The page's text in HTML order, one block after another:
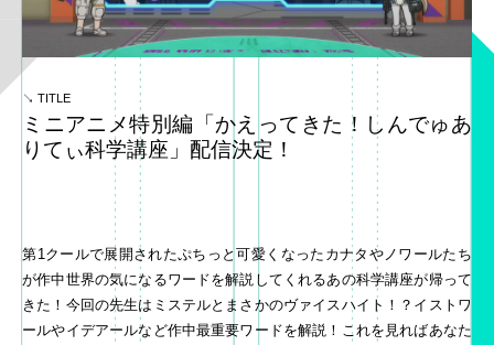
MECHANIC
KEYWORDS
MOVIE
PRODUCTS
SPECIAL
↘ TITLE
ミニアニメ特別編「かえってきた！しんでゅあ
りてぃ科学講座」配信決定！
第1クールで展開されたぷちっと可愛くなったカナタやノワールたち
が作中世界の気になるワードを解説してくれるあの科学講座が帰って
きた！今回の先生はミステルとまさかのヴァイスハイト！？イストワ
ールやイデアールなど作中最重要ワードを解説！これを見ればあなた